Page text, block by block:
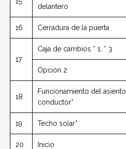
delantero
16 Cerradura de la puerta
17
Caja de cambios * 1, * 3
Opción 2
18
Funcionamiento del
conductor*
19 Techo solar*
20 Inicio